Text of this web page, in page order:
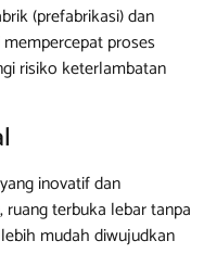
(prefabrikasi) dan
proses
risiko keterlambatan
inovatif dan
terbuka lebar tanpa
mudah diwujudkan